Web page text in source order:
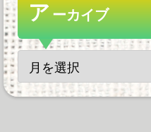
アーカイブ